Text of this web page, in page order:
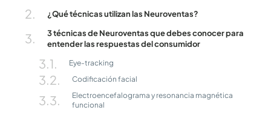
¿Qué técnicas utilizan las Neuroventas?
3 técnicas de Neuroventas que debes conocer para
entender las respuestas del consumidor
Eye-tracking
Codificación facial
Electroencefalograma y resonancia magnética
funcional